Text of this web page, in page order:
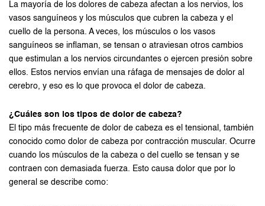
La mayoría de los dolores de cabeza afectan a los nervios, los
vasos sanguíneos y los músculos que cubren la cabeza y el
cuello de la persona. A veces, los músculos o los vasos
sanguíneos se inflaman, se tensan o atraviesan otros cambios
que estimulan a los nervios circundantes o ejercen presión sobre
ellos. Estos nervios envían una ráfaga de mensajes de dolor al
cerebro, y eso es lo que provoca el dolor de cabeza.
¿Cuáles son los tipos de dolor de cabeza?
El tipo más frecuente de dolor de cabeza es el tensional, también
conocido como dolor de cabeza por contracción muscular. Ocurre
cuando los músculos de la cabeza o del cuello se tensan y se
contraen con demasiada fuerza. Esto causa dolor que por lo
general se describe como: